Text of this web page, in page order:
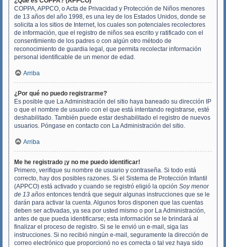
COPPA, APPCO, o Acta de Privacidad y Protección de Niños menores
de 13 años del año 1998, es una ley de los Estados Unidos, donde se
solicita a los sitios de Internet, los cuales son potenciales recolectores
de información, que el registro de niños sea escrito y ratificado con el
consentimiento de los padres o con algún otro método de
reconocimiento de guardia legal, que permita recolectar información
personal identificable de un menor de edad.
Arriba
¿Por qué no puedo registrarme?
Es posible que La Administración del sitio haya baneado su dirección IP
o que el nombre de usuario con el que está intentando registrarse, esté
deshabilitado. También puede estar deshabilitado el registro de nuevos
usuarios. Póngase en contacto con La Administración del sitio.
Arriba
Me he registrado ¡y no me puedo identificar!
Primero, verifique su nombre de usuario y contraseña. Si todo está
correcto, hay dos posibles razones. Si el Sistema de Protección Infantil
(APPCO) está activado y cuando se registró eligió la opción Soy menor
de 13 años entonces tendrá que seguir algunas instrucciones que se le
darán para activar la cuenta. Algunos foros disponen que las cuentas
deben ser activadas, ya sea por usted mismo o por La Administración,
antes de que pueda identificarse; esta información se le brindará al
finalizar el proceso de registro. Si se le envió un e-mail, siga las
instrucciones. Si no recibió ningún e-mail, seguramente la dirección de
correo electrónico que proporcionó no es correcta o tal vez haya sido